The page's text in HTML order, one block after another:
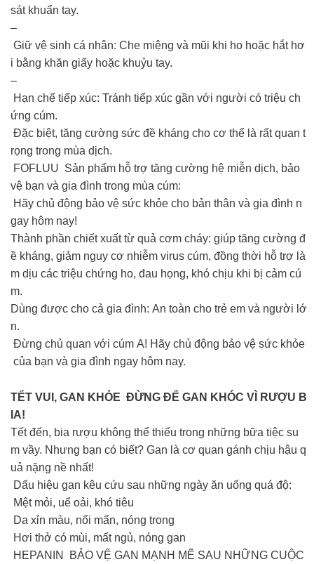
sát khuẩn tay.
–
Giữ vệ sinh cá nhân: Che miệng và mũi khi ho hoặc hắt hơ
i bằng khăn giấy hoặc khuỷu tay.
–
Hạn chế tiếp xúc: Tránh tiếp xúc gần với người có triệu ch
ứng cúm.
Đặc biệt, tăng cường sức đề kháng cho cơ thể là rất quan t
rọng trong mùa dịch.
FOFLUU Sản phẩm hỗ trợ tăng cường hệ miễn dịch, bảo
vệ bạn và gia đình trong mùa cúm:
Hãy chủ động bảo vệ sức khỏe cho bản thân và gia đình n
gay hôm nay!
Thành phần chiết xuất từ quả cơm cháy: giúp tăng cường đ
ề kháng, giảm nguy cơ nhiễm virus cúm, đồng thời hỗ trợ là
m dịu các triệu chứng ho, đau họng, khó chịu khi bị cảm cú
m.
Dùng được cho cả gia đình: An toàn cho trẻ em và người lớ
n.
Đừng chủ quan với cúm A! Hãy chủ động bảo vệ sức khỏe
của bạn và gia đình ngay hôm nay.
TẾT VUI, GAN KHỎE ĐỪNG ĐỂ GAN KHÓC VÌ RƯỢU B
IA!
Tết đến, bia rượu không thể thiếu trong những bữa tiệc su
m vầy. Nhưng bạn có biết? Gan là cơ quan gánh chịu hậu q
uả nặng nề nhất!
Dấu hiệu gan kêu cứu sau những ngày ăn uống quá độ:
Mệt mỏi, uể oải, khó tiêu
Da xỉn màu, nổi mẩn, nóng trong
Hơi thở có mùi, mất ngủ, nóng gan
HEPANIN BẢO VỆ GAN MẠNH MẼ SAU NHỮNG CUỘC